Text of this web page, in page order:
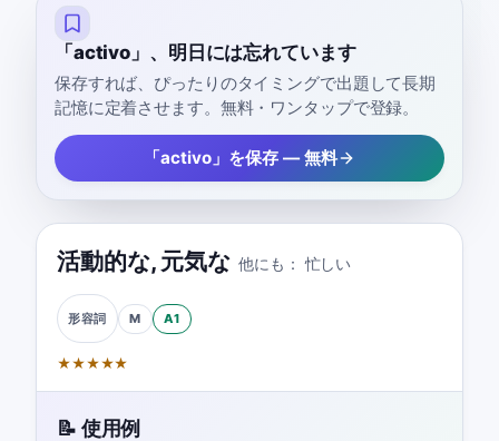
「activo」、明日には忘れています
保存すれば、ぴったりのタイミングで出題して長期
記憶に定着させます。無料・ワンタップで登録。
「activo」を保存 — 無料
活動的な, 元気な 他にも： 忙しい
形容詞 M A1
★★★★★
📝 使用例